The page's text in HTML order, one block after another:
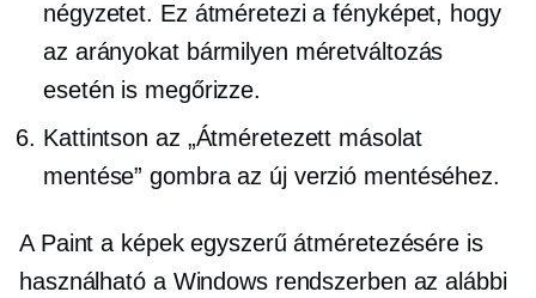
négyzetet. Ez átméretezi a fényképet, hogy
az arányokat bármilyen méretváltozás
esetén is megőrizze.
Kattintson az „Átméretezett másolat
mentése” gombra az új verzió mentéséhez.
A Paint a képek egyszerű átméretezésére is
használható a Windows rendszerben az alábbi